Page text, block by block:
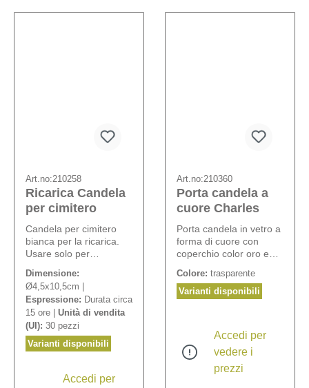
Art.no:210258
Ricarica Candela
per cimitero
Candela per cimitero
bianca per la ricarica.
Usare solo per
(No lanterne aperte).
Dimensione:
Ø4,5x10,5cm |
Espressione: Durata circa
15 ore | Unità di vendita
(UI): 30 pezzi
Varianti disponibili
Accedi per
Art.no:210360
Porta candela a
cuore Charles
Porta candela in vetro a
forma di cuore con
coperchio color oro e
Ricarica N° 210259.
Colore: trasparente
Varianti disponibili
Accedi per
vedere i
prezzi